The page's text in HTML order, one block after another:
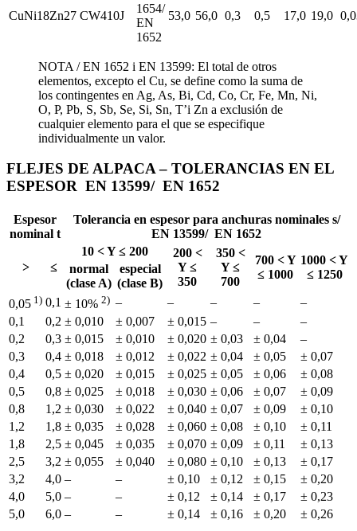
CuNi18Zn27 CW410J
1654/
EN
1652
53,0 56,0 0,3 0,5 17,0 19,0
NOTA / EN 1652 i EN 13599: El total de otros
elementos, excepto el Cu, se define como la suma de
los contingentes en Ag, As, Bi, Cd, Co, Cr, Fe, Mn, Ni,
O, P, Pb, S, Sb, Se, Si, Sn, T’i Zn a exclusión de
cualquier elemento para el que se especifique
individualmente un valor.
FLEJES DE ALPACA – TOLERANCIAS EN EL
ESPESOR EN 13599/ EN 1652
Espesor
nominal t
Tolerancia en espesor para anchuras nominales s/
EN 13599/ EN 1652
> ≤
10 < Y ≤ 200
200 <
Y ≤
350
350 <
Y ≤
700
700 < Y
≤ 1000
1000 < Y
≤ 1250
normal
(clase A)
especial
(clase B)
0,05 1) 0,1 ± 10% 2) – – – –
–
0,1
0,2 ± 0,010 ± 0,007 ± 0,015 – –
–
0,2
0,3 ± 0,015 ± 0,010 ± 0,020 ± 0,03 ± 0,04
–
0,3
0,4 ± 0,018 ± 0,012 ± 0,022 ± 0,04 ± 0,05
± 0,07
0,4
0,5 ± 0,020 ± 0,015 ± 0,025 ± 0,05 ± 0,06
± 0,08
0,5
0,8 ± 0,025 ± 0,018 ± 0,030 ± 0,06 ± 0,07
± 0,09
0,8
1,2 ± 0,030 ± 0,022 ± 0,040 ± 0,07 ± 0,09
± 0,10
1,2
1,8 ± 0,035 ± 0,028 ± 0,060 ± 0,08 ± 0,10
± 0,11
1,8
2,5 ± 0,045 ± 0,035 ± 0,070 ± 0,09 ± 0,11
± 0,13
2,5
3,2 ± 0,055 ± 0,040 ± 0,080 ± 0,10 ± 0,13
± 0,17
3,2
4,0 – – ± 0,10 ± 0,12 ± 0,15
± 0,20
4,0
5,0 – – ± 0,12 ± 0,14 ± 0,17
± 0,23
5,0
6,0 – – ± 0,14 ± 0,16 ± 0,20 ± 0,26